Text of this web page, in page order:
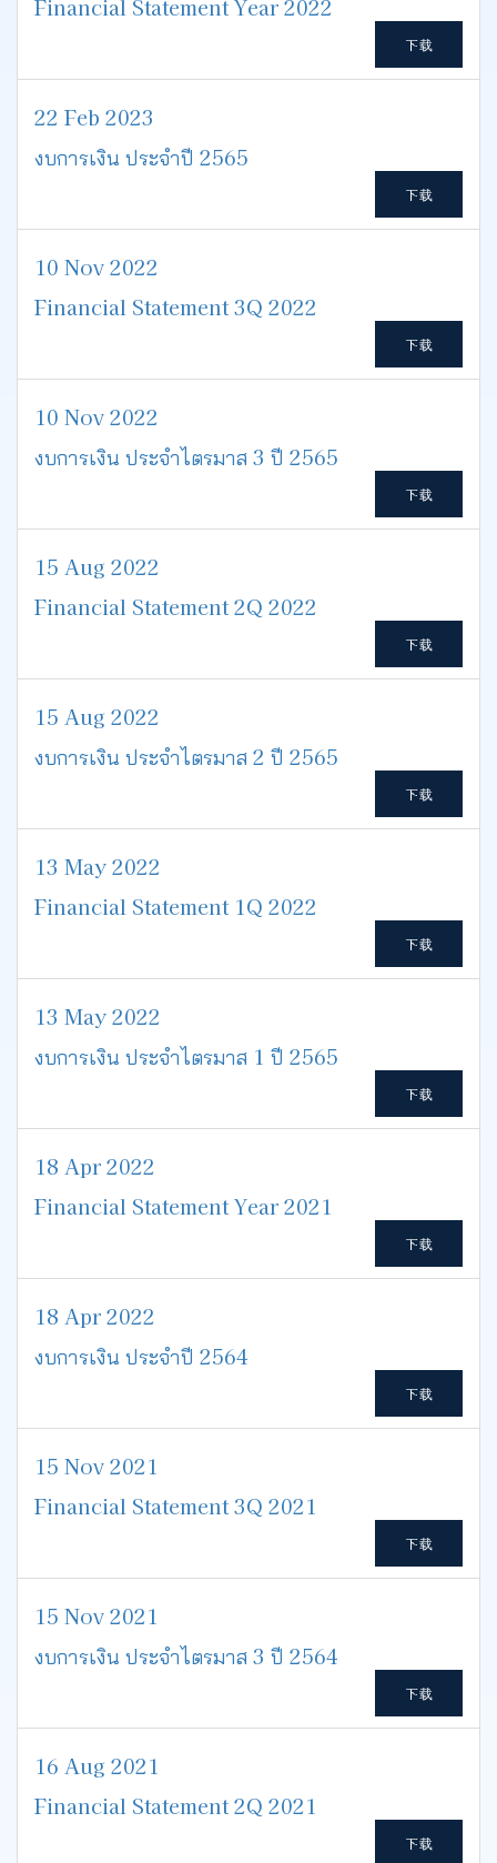
Financial Statement Year 2022
下载
22 Feb 2023
งบการเงิน ประจำปี 2565
下载
10 Nov 2022
Financial Statement 3Q 2022
下载
10 Nov 2022
งบการเงิน ประจำไตรมาส 3 ปี 2565
下载
15 Aug 2022
Financial Statement 2Q 2022
下载
15 Aug 2022
งบการเงิน ประจำไตรมาส 2 ปี 2565
下载
13 May 2022
Financial Statement 1Q 2022
下载
13 May 2022
งบการเงิน ประจำไตรมาส 1 ปี 2565
下载
18 Apr 2022
Financial Statement Year 2021
下载
18 Apr 2022
งบการเงิน ประจำปี 2564
下载
15 Nov 2021
Financial Statement 3Q 2021
下载
15 Nov 2021
งบการเงิน ประจำไตรมาส 3 ปี 2564
下载
16 Aug 2021
Financial Statement 2Q 2021
下载